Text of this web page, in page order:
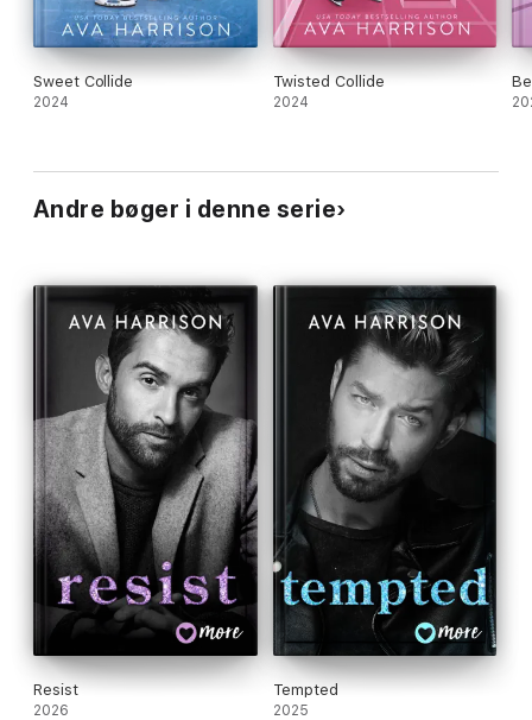
Sweet Collide
2024
Twisted Collide
2024
Andre bøger i denne serie
Resist
2026
Tempted
2025